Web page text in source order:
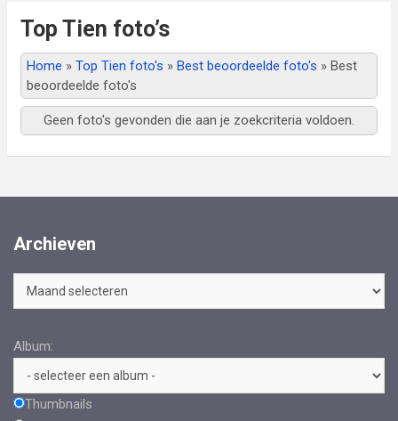
Top Tien foto’s
Home » Top Tien foto's » Best beoordeelde foto's » Best
beoordeelde foto's
Geen foto's gevonden die aan je zoekcriteria voldoen.
Archieven
Archieven
Album:
Thumbnails